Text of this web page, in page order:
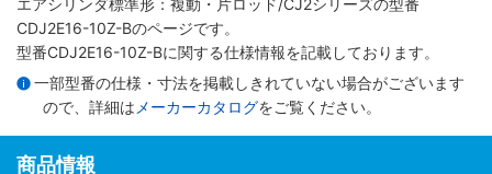
エアシリンダ標準形：複動・片ロッド/CJ2シリーズの型番
CDJ2E16-10Z-Bのページです。
型番CDJ2E16-10Z-Bに関する仕様情報を記載しております。
一部型番の仕様・寸法を掲載しきれていない場合がございます
ので、詳細は メーカーカタログをご覧ください。
商品情報